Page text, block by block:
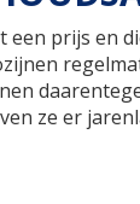
prijs en
ze er